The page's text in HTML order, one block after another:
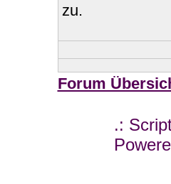
zu.
Forum
.: